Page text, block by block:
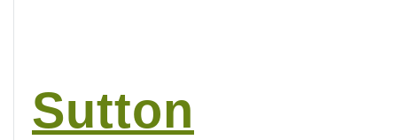
Sutton